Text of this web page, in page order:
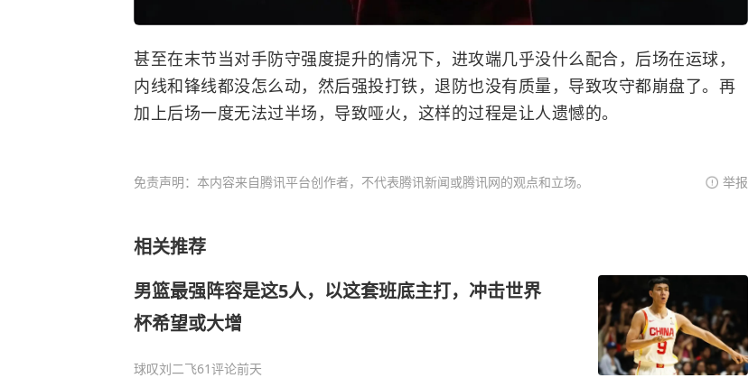
甚至在末节当对手防守强度提升的情况下，进攻端几乎没什么配合，后场在运球，
内线和锋线都没怎么动，然后强投打铁，退防也没有质量，导致攻守都崩盘了。再
加上后场一度无法过半场，导致哑火，这样的过程是让人遗憾的。
免责声明：本内容来自腾讯平台创作者，不代表腾讯新闻或腾讯网的观点和立场。 举报
相关推荐
男篮最强阵容是这5人，以这套班底主打，冲击世界
杯希望或大增
球叹刘二飞61评论前天